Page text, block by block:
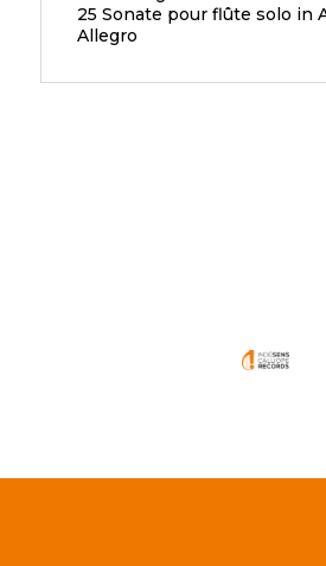
25 Sonate pour flûte solo in
Allegro